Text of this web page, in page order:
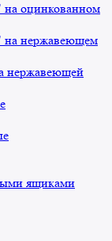
на оцинкованном
на нержавеющем
нержавеющей
ящиками